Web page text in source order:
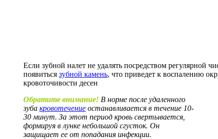
Если зубной налет не удалять посредством регулярной
появиться зубной камень, что приведет к воспалению
кровоточивости десен
Обратите внимание! В норме после удаленного
зуба кровотечение останавливается в течение 10-
30 минут. За этот период кровь свертывается,
формируя в лунке небольшой сгусток. Он
защищает ее от попадания инфекции.